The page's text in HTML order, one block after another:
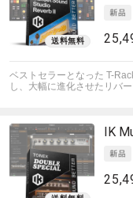
ベストセラーとなった T-
し、大幅に進化させたリバー
IK